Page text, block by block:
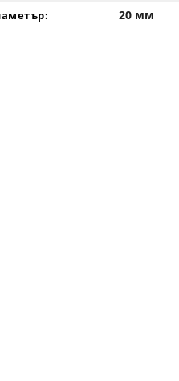
20 мм